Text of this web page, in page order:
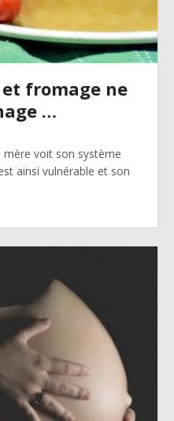
et fromage ne
…
voit son système
ainsi vulnérable et son